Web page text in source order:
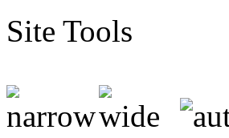
Site Tools